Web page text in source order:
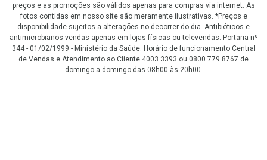
preços e as promoções são válidos apenas para compras via internet. As
fotos contidas em nosso site são meramente ilustrativas. *Preços e
disponibilidade sujeitos a alterações no decorrer do dia. Antibióticos e
antimicrobianos vendas apenas em lojas físicas ou televendas. Portaria nº
344 - 01/02/1999 - Ministério da Saúde. Horário de funcionamento Central
de Vendas e Atendimento ao Cliente 4003 3393 ou 0800 779 8767 de
domingo a domingo das 08h00 às 20h00.